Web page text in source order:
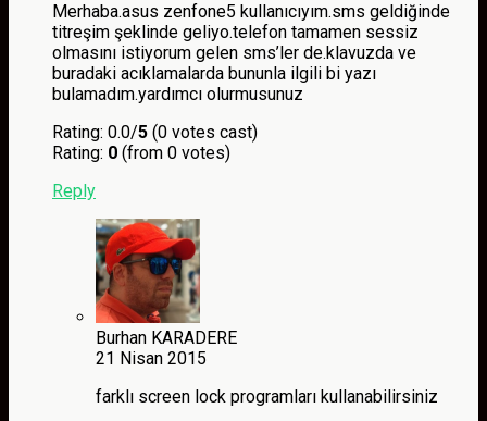
Merhaba.asus zenfone5 kullanıcıyım.sms geldiğinde
titreşim şeklinde geliyo.telefon tamamen sessiz
olmasını istiyorum gelen sms’ler de.klavuzda ve
buradaki acıklamalarda bununla ilgili bi yazı
bulamadım.yardımcı olurmusunuz
Rating: 0.0/5 (0 votes cast)
Rating: 0 (from 0 votes)
Reply
Burhan KARADERE
21 Nisan 2015
farklı screen lock programları kullanabilirsiniz